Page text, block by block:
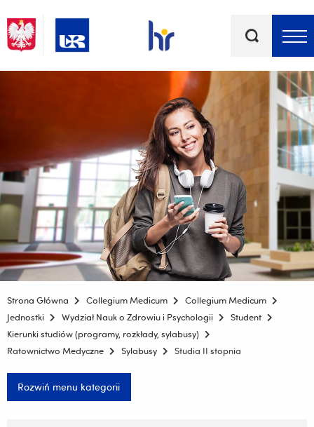
kluczowe
Strona Główna Collegium Medicum
Collegium Medicum
Jednostki
Wydział Nauk o Zdrowiu i Psychologii
Student
Kierunki studiów (programy, rozkłady, sylabusy)
Ratownictwo Medyczne
Sylabusy Studia II stopnia
Rozwiń menu kategorii